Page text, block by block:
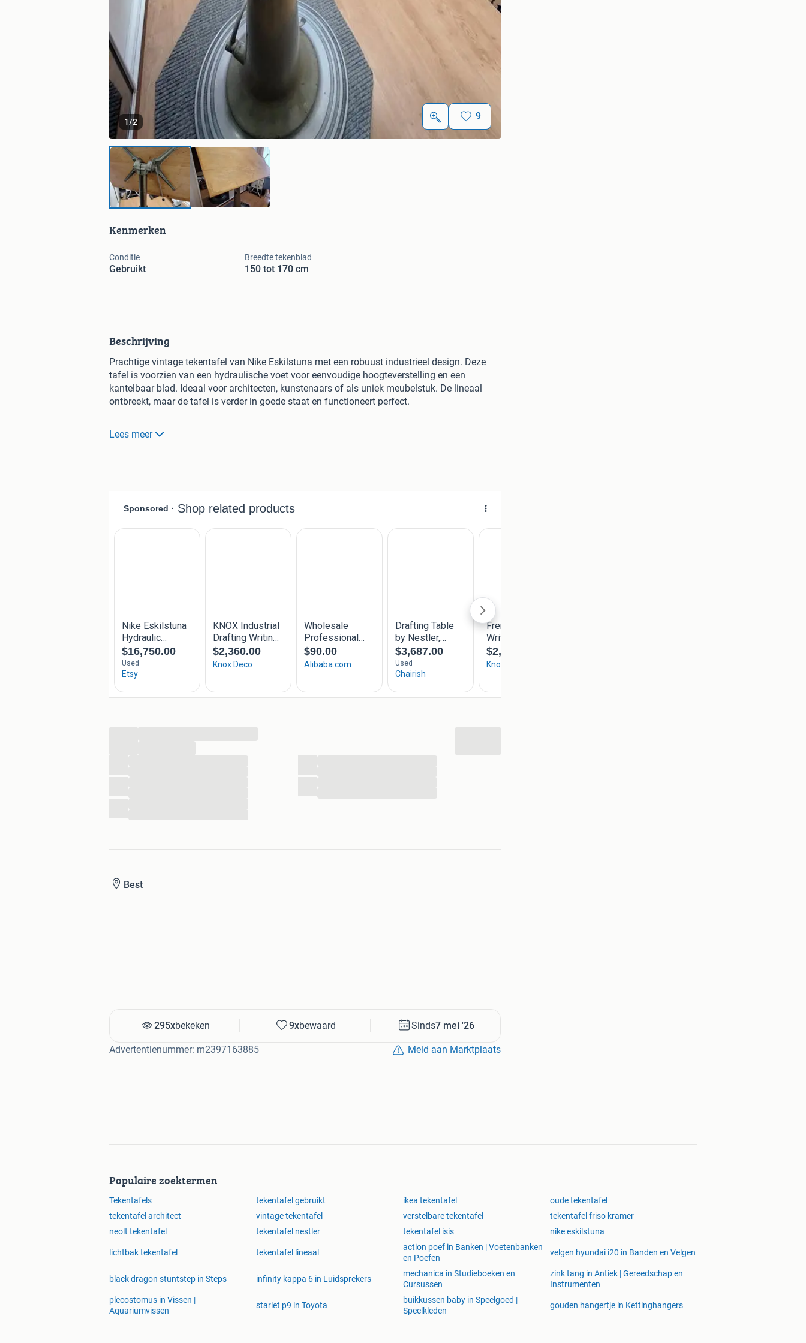
1/2 9
Kenmerken
Conditie
Gebruikt
Breedte tekenblad
150 tot 170 cm
Beschrijving
Prachtige vintage tekentafel van Nike Eskilstuna met een robuust industrieel design. Deze
tafel is voorzien van een hydraulische voet voor eenvoudige hoogteverstelling en een
kantelbaar blad. Ideaal voor architecten, kunstenaars of als uniek meubelstuk. De lineaal
ontbreekt, maar de tafel is verder in goede staat en functioneert perfect.
Af te halen in Eindhoven, wijk meerhoven
Lees meer
Best
295xbekeken 9xbewaard Sinds7 mei '26
Advertentienummer: m2397163885 Meld aan Marktplaats
Populaire zoektermen
Tekentafels tekentafel gebruikt ikea tekentafel
oude tekentafel
tekentafel architect
vintage tekentafel verstelbare tekentafel
tekentafel friso kramer
neolt tekentafel
tekentafel nestler tekentafel isis nike eskilstuna
lichtbak tekentafel tekentafel lineaal
action poef in Banken | Voetenbanken
en Poefen
velgen hyundai i20 in Banden en Velgen
black dragon stuntstep in Steps infinity kappa 6 in Luidsprekers
mechanica in Studieboeken en
Cursussen
zink tang in Antiek | Gereedschap en
Instrumenten
plecostomus in Vissen |
Aquariumvissen
starlet p9 in Toyota
buikkussen baby in Speelgoed |
Speelkleden
gouden hangertje in Kettinghangers